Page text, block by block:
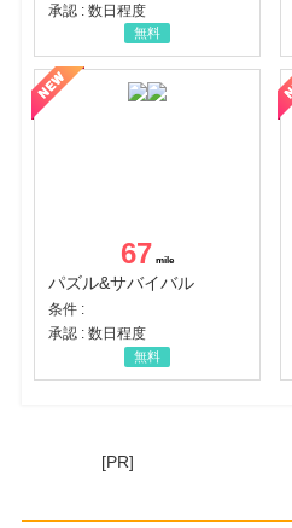
承認 : 数日程度
無料
67
パズル&サバイバル
条件 :
承認 : 数日程度
無料
[PR]